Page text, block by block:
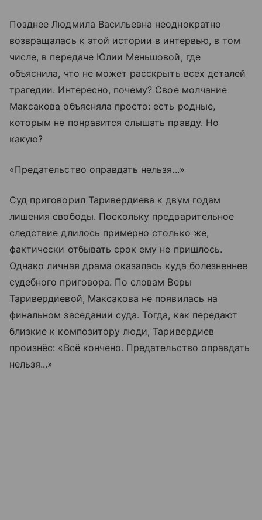
Позднее Людмила Васильевна неоднократно
возвращалась к этой истории в интервью, в том
числе, в передаче Юлии Меньшовой, где
объяснила, что не может расскрыть всех деталей
трагедии. Интересно, почему? Свое молчание
Максакова объясняла просто: есть родные,
которым не понравится слышать правду. Но
какую?
«Предательство оправдать нельзя...»
Суд приговорил Таривердиева к двум годам
лишения свободы. Поскольку предварительное
следствие длилось примерно столько же,
фактически отбывать срок ему не пришлось.
Однако личная драма оказалась куда болезненнее
судебного приговора. По словам Веры
Таривердиевой, Максакова не появилась на
финальном заседании суда. Тогда, как передают
близкие к композитору люди, Таривердиев
произнёс: «Всё кончено. Предательство оправдать
нельзя...»